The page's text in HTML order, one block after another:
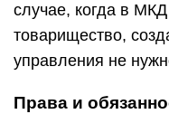
случае, когда в
товарищество,
управления не
Права и